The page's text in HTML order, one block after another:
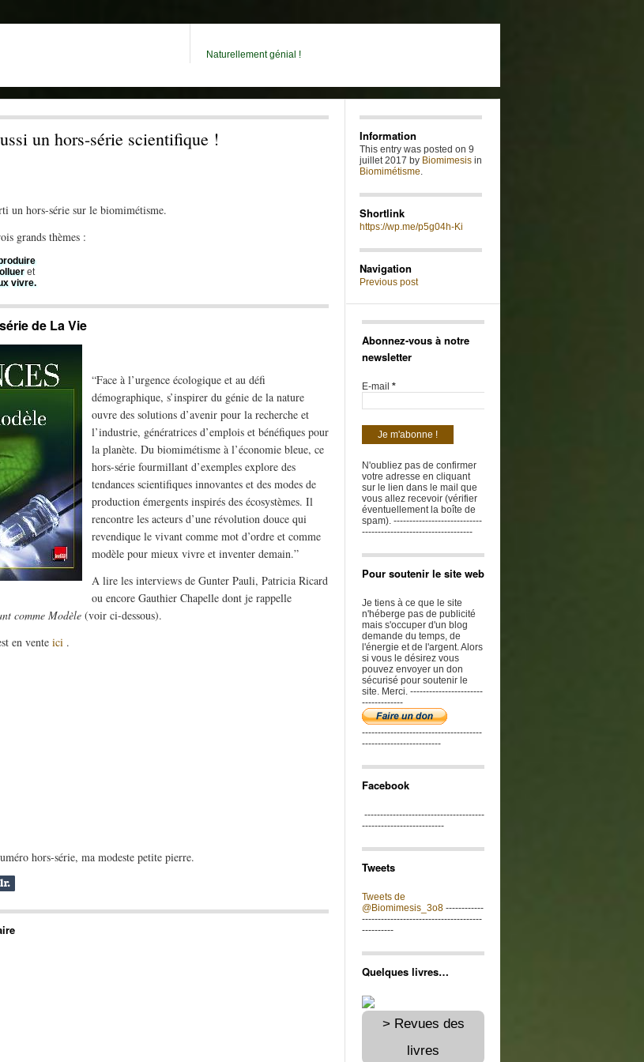
Naturellement génial !
un hors-série scientifique !
un hors-série sur le biomimétisme.
grands thèmes :
et
vivre.
de La Vie
“Face à l’urgence écologique et au défi
démographique, s’inspirer du génie de la nature
ouvre des solutions d’avenir pour la recherche et
l’industrie, génératrices d’emplois et bénéfiques pour
la planète. Du biomimétisme à l’économie bleue, ce
hors-série fourmillant d’exemples explore des
tendances scientifiques innovantes et des modes de
production émergents inspirés des écosystèmes. Il
rencontre les acteurs d’une révolution douce qui
revendique le vivant comme mot d’ordre et comme
modèle pour mieux vivre et inventer demain.”
A lire les interviews de Gunter Pauli, Patricia Ricard
ou encore Gauthier Chapelle dont je rappelle
comme Modèle (voir ci-dessous).
en vente ici .
hors-série, ma modeste petite pierre.
Information
This entry was posted on 9
juillet 2017 by Biomimesis in
Biomimétisme.
Shortlink
https://wp.me/p5g04h-Ki
Navigation
Previous post
Abonnez-vous à notre
newsletter
E-mail *
N'oubliez pas de confirmer
votre adresse en cliquant
sur le lien dans le mail que
vous allez recevoir (vérifier
éventuellement la boîte de
spam). ----------------------------
-----------------------------------
Pour soutenir le site web
Je tiens à ce que le site
n'héberge pas de publicité
mais s'occuper d'un blog
demande du temps, de
l'énergie et de l'argent. Alors
si vous le désirez vous
pouvez envoyer un don
sécurisé pour soutenir le
site. Merci. -----------------------
-------------
--------------------------------------
-------------------------
Facebook
--------------------------------------
--------------------------
Tweets
Tweets de
@Biomimesis_3o8 ------------
--------------------------------------
----------
Quelques livres…
> Revues des
livres